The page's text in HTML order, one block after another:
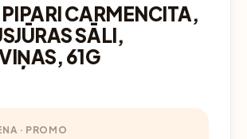
CARMENCITA,
SĀLI,
61G
· PROMO